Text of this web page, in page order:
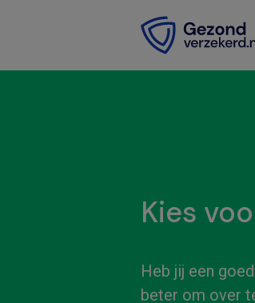
Kies
Heb jij een
beter om over